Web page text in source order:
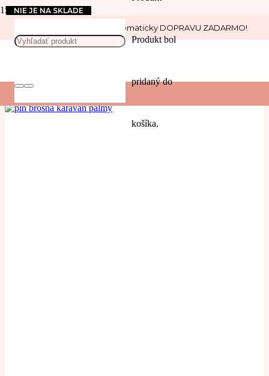
Nakúp nad 30 € a získaj automaticky DOPRAVU ZADARMO!
Produktbol
pridaný do
košíka.
leto
NIE JE NA SKLADE